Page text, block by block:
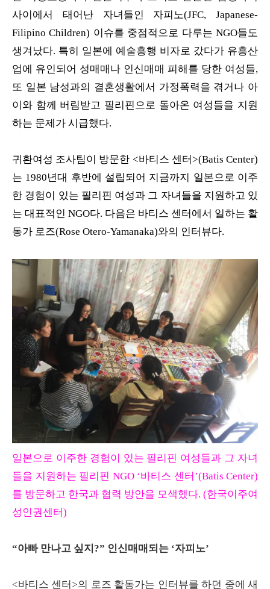
사이에서 태어난 자녀들인 자피노(JFC, Japanese-
Filipino Children) 이슈를 중점적으로 다루는 NGO들도
생겨났다. 특히 일본에 예술흥행 비자로 갔다가 유흥산
업에 유인되어 성매매나 인신매매 피해를 당한 여성들,
또 일본 남성과의 결혼생활에서 가정폭력을 겪거나 아
이와 함께 버림받고 필리핀으로 돌아온 여성들을 지원
하는 문제가 시급했다.
귀환여성 조사팀이 방문한 <바티스 센터>(Batis Center)
는 1980년대 후반에 설립되어 지금까지 일본으로 이주
한 경험이 있는 필리핀 여성과 그 자녀들을 지원하고 있
는 대표적인 NGO다. 다음은 바티스 센터에서 일하는 활
동가 로즈(Rose Otero-Yamanaka)와의 인터뷰다.
일본으로 이주한 경험이 있는 필리핀 여성들과 그 자녀
들을 지원하는 필리핀 NGO ‘바티스 센터’(Batis Center)
를 방문하고 한국과 협력 방안을 모색했다. (한국이주여
성인권센터)
“아빠 만나고 싶지?” 인신매매되는 ‘자피노’
<바티스 센터>의 로즈 활동가는 인터뷰를 하던 중에 새